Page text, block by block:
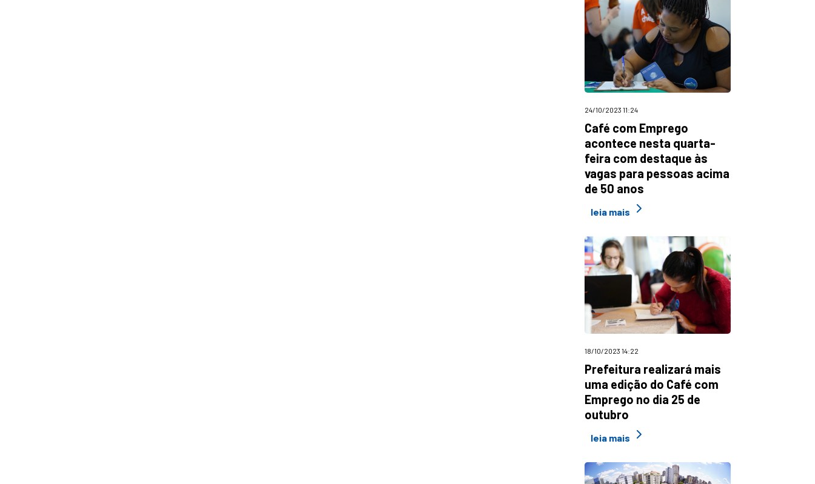
24/10/2023 11:24
Café com Emprego
acontece nesta quarta-
feira com destaque às
vagas para pessoas acima
de 50 anos
leia mais
18/10/2023 14:22
Prefeitura realizará mais
uma edição do Café com
Emprego no dia 25 de
outubro
leia mais